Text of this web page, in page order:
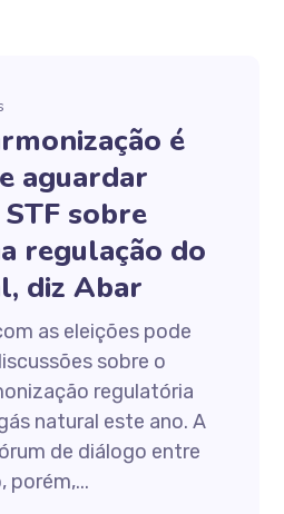
é
aguardar
sobre
regulação do
diz Abar
as eleições pode
sobre o
regulatória
natural este ano. A
de diálogo entre
porém,...